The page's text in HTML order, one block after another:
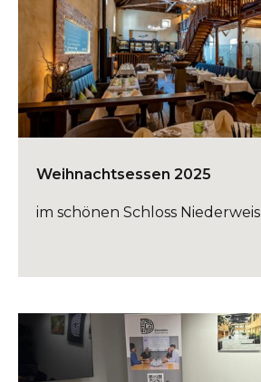
Weihnachtsessen 2025
im schönen Schloss Niederweis